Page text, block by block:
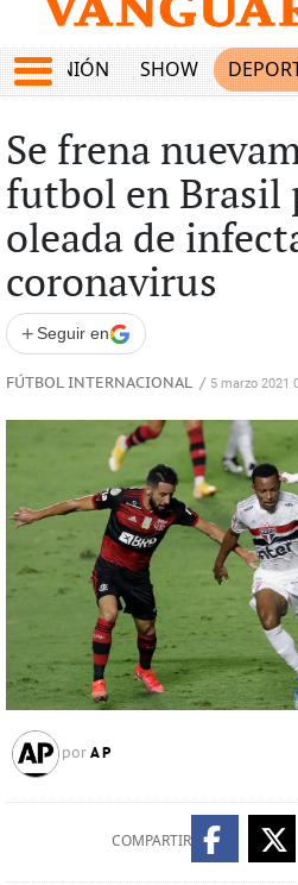
OPINIÓN SHOW
Se frena
futbol en Brasil
oleada de
coronavirus
+ Seguir en
FÚTBOL INTERNACIONAL / 5 marzo 2021
por AP
COMPARTIR